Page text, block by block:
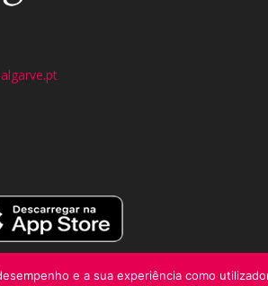
e a sua experiência como